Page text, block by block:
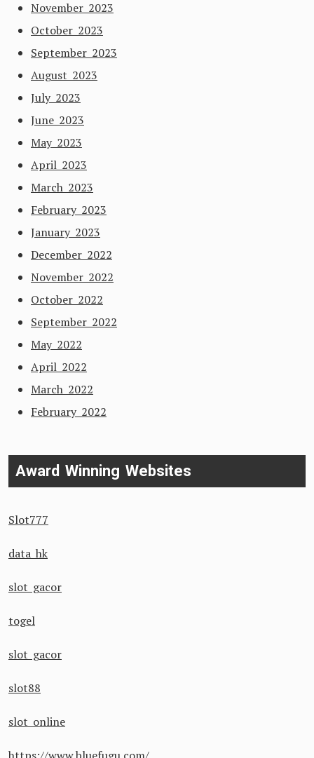
November 2023
October 2023
September 2023
August 2023
July 2023
June 2023
May 2023
April 2023
March 2023
February 2023
January 2023
December 2022
November 2022
October 2022
September 2022
May 2022
April 2022
March 2022
February 2022
Award Winning Websites
Slot777
data hk
slot gacor
togel
slot gacor
slot88
slot online